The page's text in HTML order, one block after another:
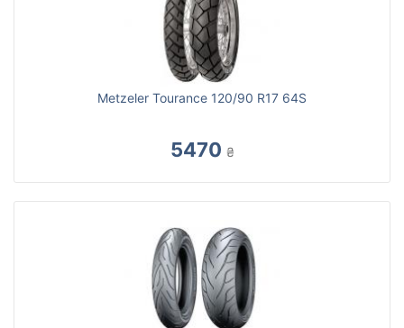
Metzeler Tourance 120/90 R17 64S
5470 ₴